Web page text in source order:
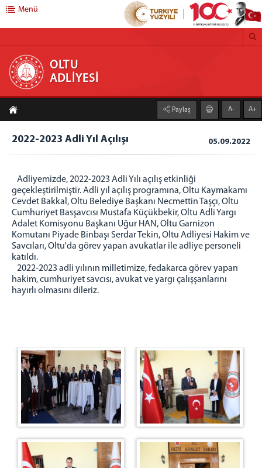
OLTU ADLİYESİ
BAŞSAVCILIK
İdari İşler Müdürlüğü
Bilgi İşlem Bürosu
Adli Sicil Bürosu
Adliye Santral
ADALET KOMİSYONU
Adalet Komisyonu
Adalet Komisyon Personeli
Asliye Ceza Mahkemesi
Sulh Ceza Hakimliği
İnfaz Hakimliği
Asliye Hukuk Mahkemesi
Sulh Hukuk Mahkemesi
Ceza Mahkemeleri Personeli
Hukuk Mahkemeleri Personeli
Menü
OLTU
ADLİYESİ
Paylaş A- A+
2022-2023 Adli Yıl Açılışı 05.09.2022
Adliyemizde, 2022-2023 Adli Yılı açılış etkinliği
geçekleştirilmiştir. Adli yıl açılış programına, Oltu Kaymakamı
Cevdet Bakkal, Oltu Belediye Başkanı Necmettin Taşçı, Oltu
Cumhuriyet Basşavcısı Mustafa Küçükbekir, Oltu Adli Yargı
Adalet Komisyonu Başkanı Uğur HAN, Oltu Garnizon
Komutanı Piyade Binbaşı Serdar Tekin, Oltu Adliyesi Hakim ve
Savcıları, Oltu'da görev yapan avukatlar ile adliye personeli
katıldı.
2022-2023 adli yılının milletimize, fedakarca görev yapan
hakim, cumhuriyet savcısı, avukat ve yargı çalışşanlarını
hayırlı olmasını dileriz.